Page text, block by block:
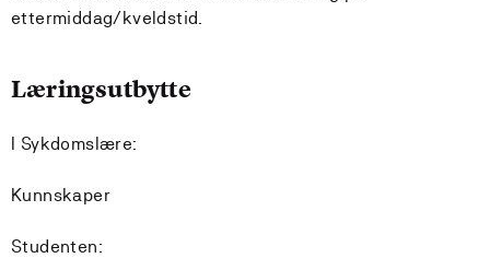
ettermiddag/kveldstid.
Læringsutbytte
I Sykdomslære:
Kunnskaper
Studenten: